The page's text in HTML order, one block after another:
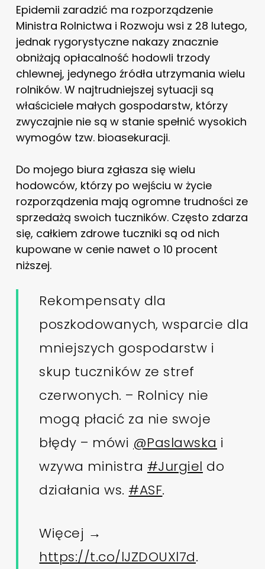
Epidemii zaradzić ma rozporządzenie
Ministra Rolnictwa i Rozwoju wsi z 28 lutego,
jednak rygorystyczne nakazy znacznie
obniżają opłacalność hodowli trzody
chlewnej, jedynego źródła utrzymania wielu
rolników. W najtrudniejszej sytuacji są
właściciele małych gospodarstw, którzy
zwyczajnie nie są w stanie spełnić wysokich
wymogów tzw. bioasekuracji.
Do mojego biura zgłasza się wielu
hodowców, którzy po wejściu w życie
rozporządzenia mają ogromne trudności ze
sprzedażą swoich tuczników. Często zdarza
się, całkiem zdrowe tuczniki są od nich
kupowane w cenie nawet o 10 procent
niższej.
Rekompensaty dla
poszkodowanych, wsparcie dla
mniejszych gospodarstw i
skup tuczników ze stref
czerwonych. – Rolnicy nie
mogą płacić za nie swoje
błędy – mówi @Paslawska i
wzywa ministra #Jurgiel do
działania ws. #ASF.
Więcej →
https://t.co/lJZDOUXl7d.